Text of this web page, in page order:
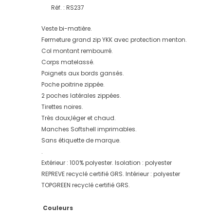
Réf. : RS237
Veste bi-matière.
Fermeture grand zip YKK avec protection menton.
Col montant rembourré.
Corps matelassé.
Poignets aux bords gansés.
Poche poitrine zippée.
2 poches latérales zippées.
Tirettes noires.
Très doux,léger et chaud.
Manches Softshell imprimables.
Sans étiquette de marque.
.
Extérieur : 100% polyester. Isolation : polyester
REPREVE recyclé certifié GRS. Intérieur : polyester
TOPGREEN recyclé certifié GRS.
Couleurs